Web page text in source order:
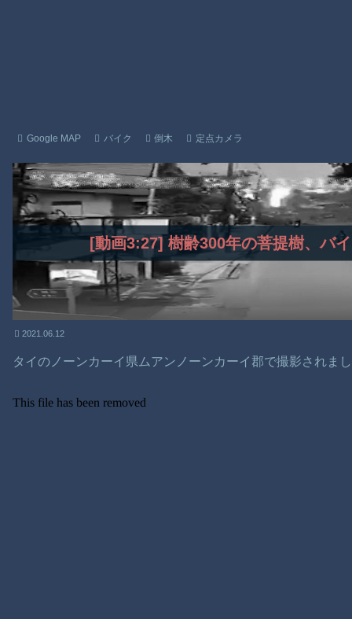
Google MAP バイク 倒木 定点カメラ
[動画3:27] 樹齢300年の菩提樹、バ
2021.06.12
タイのノーンカーイ県ムアンノーンカーイ郡で撮影されま